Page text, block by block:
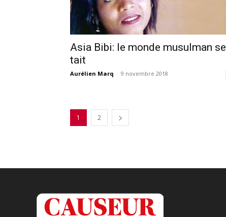
Asia Bibi: le monde musulman se
tait
Aurélien Marq - 9 novembre 2018
1 2